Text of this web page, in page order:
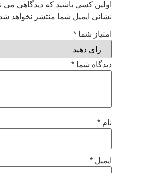
اولین کسی باشید که دیدگاهی می
نشانی ایمیل شما منتشر نخواهد
امتیاز شما *
دیدگاه شما *
نام *
ایمیل *